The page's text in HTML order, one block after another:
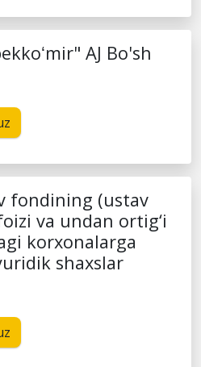
AJ Bo'sh
fondining (ustav
va undan ortig‘i
korxonalarga
shaxslar